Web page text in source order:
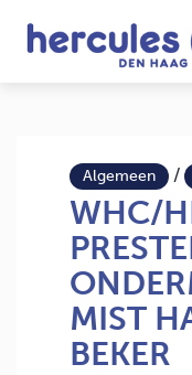
Algemeen /
WHC/
MIST
BEKER